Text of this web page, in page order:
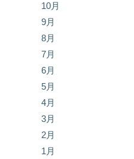
10月
9月
8月
7月
6月
5月
4月
3月
2月
1月